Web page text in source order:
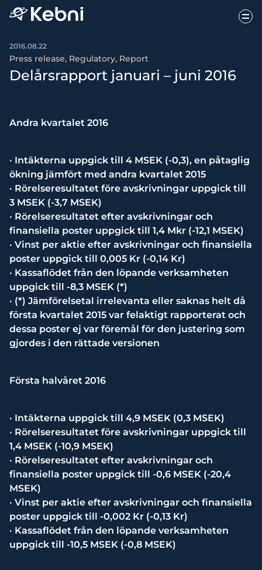
2016.08.22
Press release, Regulatory, Report
Delårsrapport januari – juni 2016
Andra kvartalet 2016
· Intäkterna uppgick till 4 MSEK (-0,3), en påtaglig
ökning jämfört med andra kvartalet 2015
· Rörelseresultatet före avskrivningar uppgick till
3 MSEK (-3,7 MSEK)
· Rörelseresultatet efter avskrivningar och
finansiella poster uppgick till 1,4 Mkr (-12,1 MSEK)
· Vinst per aktie efter avskrivningar och finansiella
poster uppgick till 0,005 Kr (-0,14 Kr)
· Kassaflödet från den löpande verksamheten
uppgick till -8,3 MSEK (*)
· (*) Jämförelsetal irrelevanta eller saknas helt då
första kvartalet 2015 var felaktigt rapporterat och
dessa poster ej var föremål för den justering som
gjordes i den rättade versionen
Första halvåret 2016
· Intäkterna uppgick till 4,9 MSEK (0,3 MSEK)
· Rörelseresultatet före avskrivningar uppgick till
1,4 MSEK (-10,9 MSEK)
· Rörelseresultatet efter avskrivningar och
finansiella poster uppgick till -0,6 MSEK (-20,4
MSEK)
· Vinst per aktie efter avskrivningar och finansiella
poster uppgick till -0,002 Kr (-0,13 Kr)
· Kassaflödet från den löpande verksamheten
uppgick till -10,5 MSEK (-0,8 MSEK)